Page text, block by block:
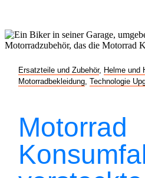
Ersatzteile und Zubehör, Helme und
Motorradbekleidung Technologie
Motorrad